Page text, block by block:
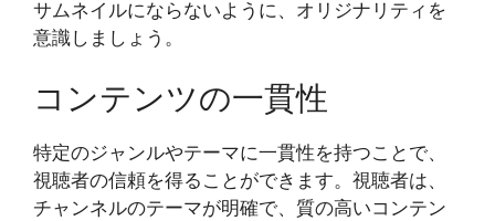
サムネイルにならないように、オリジナリティを
意識しましょう。
コンテンツの一貫性
特定のジャンルやテーマに一貫性を持つことで、
視聴者の信頼を得ることができます。視聴者は、
チャンネルのテーマが明確で、質の高いコンテン